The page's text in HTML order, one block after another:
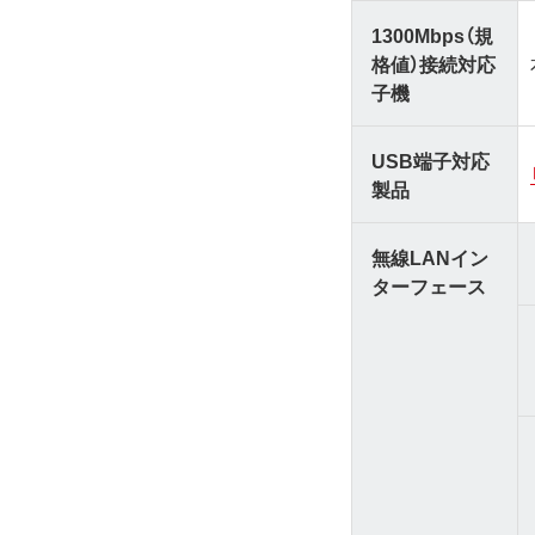
1300Mbps（規
格値）接続対応
子機
USB端子対応
製品
無線LANイン
ターフェース